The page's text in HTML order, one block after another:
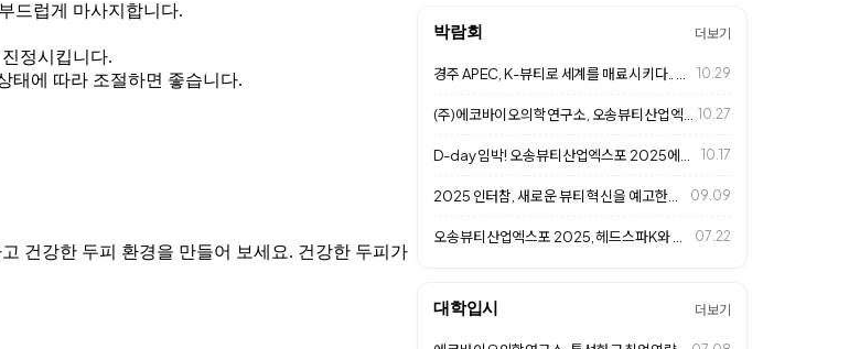
드럽게 마사지합니다.
정시킵니다.
태에 따라 조절하면 좋습니다.
건강한 두피 환경을 만들어 보세요. 건강한 두피가
박람회 더보기
10.29
10.27
10.17
2025 인터참, 새로운 뷰티 혁신을 예고한다.. (주)에코바이오의학연구소 참가 09.09
07.22
대학입시 더보기